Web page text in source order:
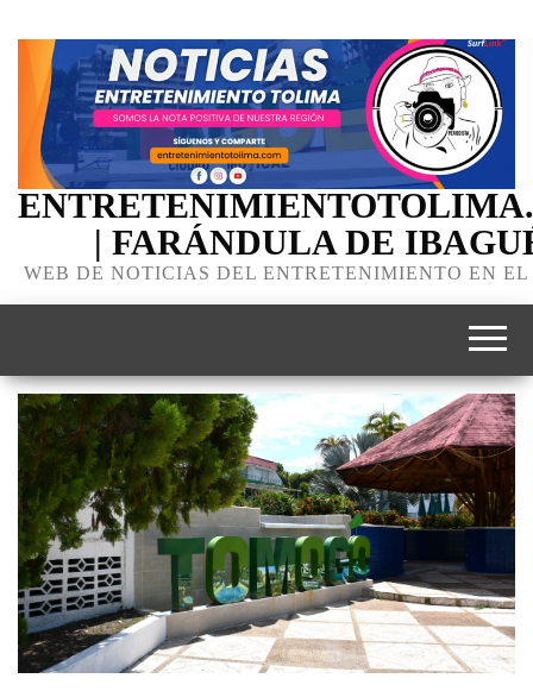
| FARÁNDULA DE
WEB DE NOTICIAS DEL ENTRETENIMIENTO EN